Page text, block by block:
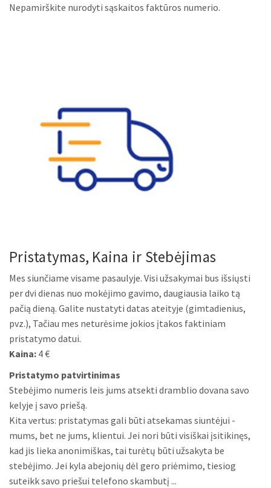
Nepamirškite nurodyti sąskaitos faktūros numerio.
Pristatymas, Kaina ir Stebėjimas
Mes siunčiame visame pasaulyje. Visi užsakymai bus išsiųsti
per dvi dienas nuo mokėjimo gavimo, daugiausia laiko tą
pačią dieną. Galite nustatyti datas ateityje (gimtadienius,
pvz.), Tačiau mes neturėsime jokios įtakos faktiniam
pristatymo datui.
Kaina: 4 €
Pristatymo patvirtinimas
Stebėjimo numeris leis jums atsekti dramblio dovana savo
kelyje į savo priešą.
Kita vertus: pristatymas gali būti atsekamas siuntėjui -
mums, bet ne jums, klientui. Jei nori būti visiškai įsitikinęs,
kad jis lieka anonimiškas, tai turėtų būti užsakyta be
stebėjimo. Jei kyla abejonių dėl gero priėmimo, tiesiog
suteikk savo priešui telefono skambutį ...